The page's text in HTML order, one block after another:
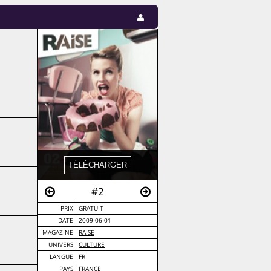
#2
PRIX
GRATUIT
DATE
2009-06-01
MAGAZINE
RAISE
UNIVERS
CULTURE
LANGUE
FR
PAYS
FRANCE